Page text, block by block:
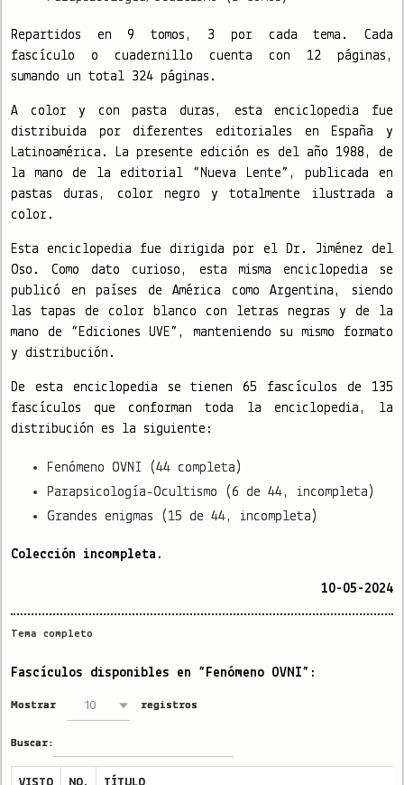
Repartidos en 9 tomos, 3 por cada tema. Cada
fascículo o cuadernillo cuenta con 12 páginas,
sumando un total 324 páginas.
A color y con pasta duras, esta enciclopedia fue
distribuida por diferentes editoriales en España y
Latinoamérica. La presente edición es del año 1988, de
la mano de la editorial “Nueva Lente”, publicada en
pastas duras, color negro y totalmente ilustrada a
color.
Esta enciclopedia fue dirigida por el Dr. Jiménez del
Oso. Como dato curioso, esta misma enciclopedia se
publicó en países de América como Argentina, siendo
las tapas de color blanco con letras negras y de la
mano de “Ediciones UVE”, manteniendo su mismo formato
y distribución.
De esta enciclopedia se tienen 65 fascículos de 135
fascículos que conforman toda la enciclopedia, la
distribución es la siguiente:
Fenómeno OVNI (44 completa)
Parapsicología-Ocultismo (6 de 44, incompleta)
Grandes enigmas (15 de 44, incompleta)
Colección incompleta.
10-05-2024
Tema completo
Fascículos disponibles en “Fenómeno OVNI”:
Mostrar 10 registros
Buscar: